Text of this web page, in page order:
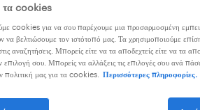
τα cookies
cookies για να σου παρέχουμε μια προσαρμοσμένη
να βελτιώσουμε τον ιστότοπό μας. Τα χρησιμοποιούμε
αναζητήσεις. Μπορείς είτε να τα αποδεχτείς είτε να τα
επιλογή σου. Μπορείς να αλλάξεις τις επιλογές σου ανά
πολιτική μας για τα cookies.
Περισσότερες πληροφορίες.